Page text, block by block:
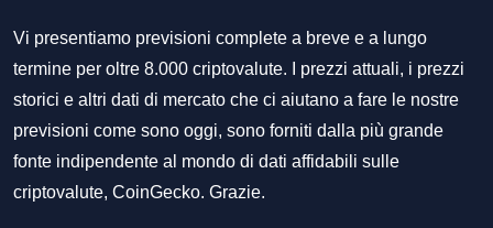
Vi presentiamo previsioni complete a breve e a lungo
termine per oltre 8.000 criptovalute. I prezzi attuali, i prezzi
storici e altri dati di mercato che ci aiutano a fare le nostre
previsioni come sono oggi, sono forniti dalla più grande
fonte indipendente al mondo di dati affidabili sulle
criptovalute, CoinGecko. Grazie.